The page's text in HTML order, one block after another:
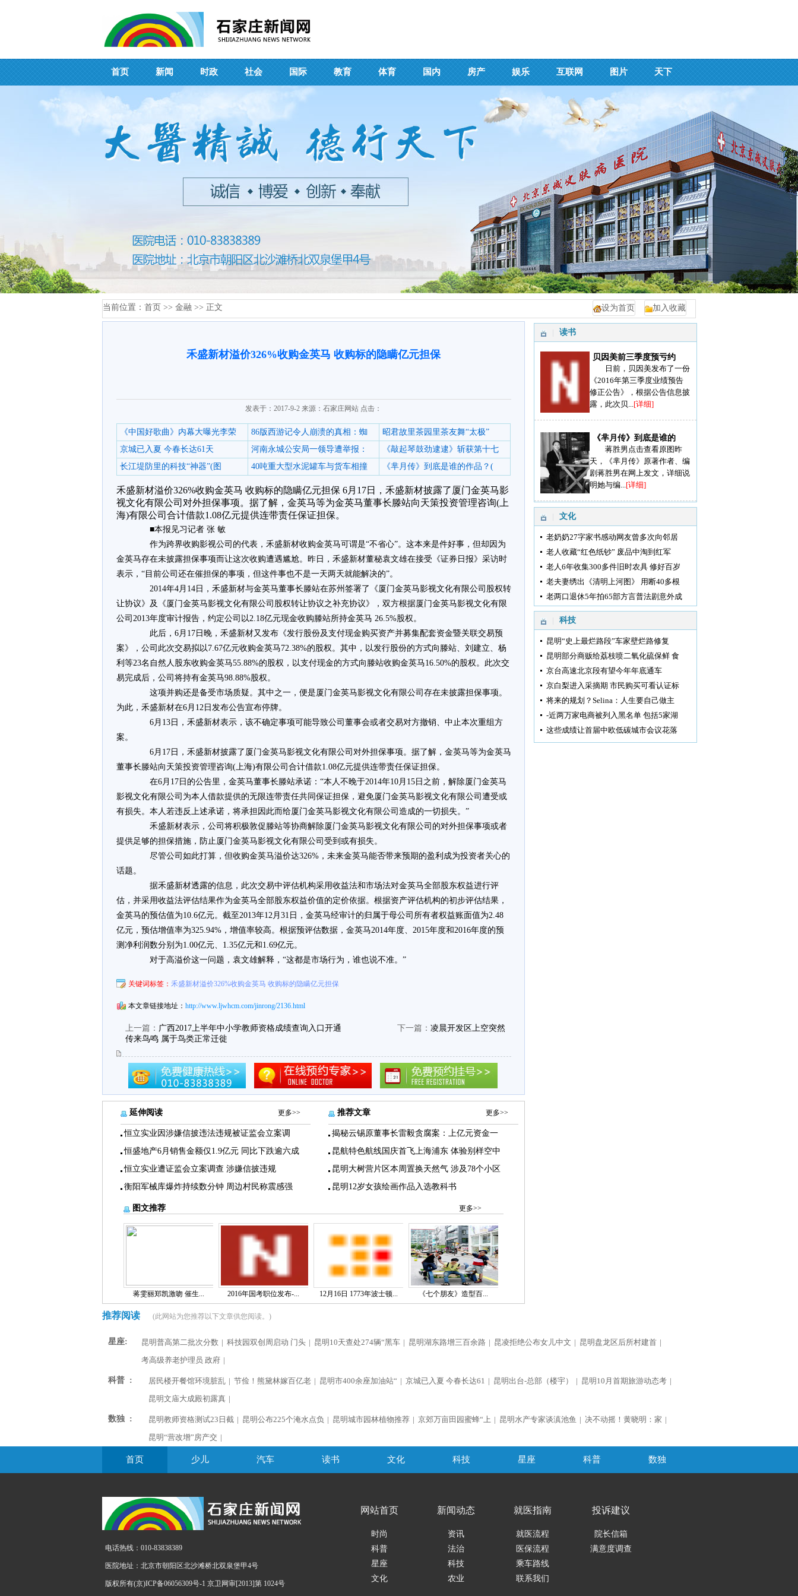
首页 新闻 时政 社会 国际 教育 体育 国内 房产 娱乐 互联网 图片 天下
当前位置： 首页 >> 金融 >> 正文 加入收藏
设为首页
禾盛新材溢价326%收购金英马 收购标的隐瞒亿元担保
发表于：2017-9-2 来源：石家庄网站 点击：
《中国好歌曲》内幕大曝光李荣 86版西游记令人崩溃的真相：蜘
昭君故里茶园里茶友舞“太极”
京城已入夏 今春长达61天
河南永城公安局一领导遭举报：
《敲起琴鼓劲逮逮》斩获第十七
长江堤防里的科技“神器”(图
40吨重大型水泥罐车与货车相撞 《芈月传》到底是谁的作品？(
禾盛新材溢价326%收购金英马 收购标的隐瞒亿元担保 6月17日，禾盛新材披露了厦门金英马影
视文化有限公司对外担保事项。据了解，金英马等为金英马董事长滕站向天策投资管理咨询(上
海)有限公司合计借款1.08亿元提供连带责任保证担保。
■本报见习记者 张 敏
作为跨界收购影视公司的代表，禾盛新材收购金英马可谓是“不省心”。这本来是件好事，但却因为
金英马存在未披露担保事项而让这次收购遭遇尴尬。昨日，禾盛新材董秘袁文雄在接受《证券日报》采访时
表示，“目前公司还在催担保的事项，但这件事也不是一天两天就能解决的”。
2014年4月14日，禾盛新材与金英马董事长滕站在苏州签署了《厦门金英马影视文化有限公司股权转
让协议》及《厦门金英马影视文化有限公司股权转让协议之补充协议》，双方根据厦门金英马影视文化有限
公司2013年度审计报告，约定公司以2.18亿元现金收购滕站所持金英马 26.5%股权。
此后，6月17日晚，禾盛新材又发布《发行股份及支付现金购买资产并募集配套资金暨关联交易预
案》，公司此次交易拟以7.67亿元收购金英马72.38%的股权。其中，以发行股份的方式向滕站、刘建立、杨
利等23名自然人股东收购金英马55.88%的股权，以支付现金的方式向滕站收购金英马16.50%的股权。此次交
易完成后，公司将持有金英马98.88%股权。
这项并购还是备受市场质疑。其中之一，便是厦门金英马影视文化有限公司存在未披露担保事项。
为此，禾盛新材在6月12日发布公告宣布停牌。
6月13日，禾盛新材表示，该不确定事项可能导致公司董事会或者交易对方撤销、中止本次重组方
案。
6月17日，禾盛新材披露了厦门金英马影视文化有限公司对外担保事项。据了解，金英马等为金英马
董事长滕站向天策投资管理咨询(上海)有限公司合计借款1.08亿元提供连带责任保证担保。
在6月17日的公告里，金英马董事长滕站承诺：“本人不晚于2014年10月15日之前，解除厦门金英马
影视文化有限公司为本人借款提供的无限连带责任共同保证担保，避免厦门金英马影视文化有限公司遭受或
有损失。本人若违反上述承诺，将承担因此而给厦门金英马影视文化有限公司造成的一切损失。”
禾盛新材表示，公司将积极敦促滕站等协商解除厦门金英马影视文化有限公司的对外担保事项或者
提供足够的担保措施，防止厦门金英马影视文化有限公司受到或有损失。
尽管公司如此打算，但收购金英马溢价达326%，未来金英马能否带来预期的盈利成为投资者关心的
话题。
据禾盛新材透露的信息，此次交易中评估机构采用收益法和市场法对金英马全部股东权益进行评
估，并采用收益法评估结果作为金英马全部股东权益价值的定价依据。根据资产评估机构的初步评估结果，
金英马的预估值为10.6亿元。截至2013年12月31日，金英马经审计的归属于母公司所有者权益账面值为2.48
亿元，预估增值率为325.94%，增值率较高。根据预评估数据，金英马2014年度、2015年度和2016年度的预
测净利润数分别为1.00亿元、1.35亿元和1.69亿元。
对于高溢价这一问题，袁文雄解释，“这都是市场行为，谁也说不准。”
关键词标签： 禾盛新材溢价326%收购金英马 收购标的隐瞒亿元担保
本文章链接地址： http://www.ljwhcm.com/jinrong/2136.html
上一篇： 广西2017上半年中小学教师资格成绩查询入口开通 下一篇： 凌晨开发区上空突然
传来鸟鸣 属于鸟类正常迁徙
延伸阅读 更多>>
恒立实业因涉嫌信披违法违规被证监会立案调
恒盛地产6月销售金额仅1.9亿元 同比下跌逾六成
恒立实业遭证监会立案调查 涉嫌信披违规
衡阳军械库爆炸持续数分钟 周边村民称震感强
推荐文章 更多>>
揭秘云锡原董事长雷毅贪腐案：上亿元资金一
昆航特色航线国庆首飞上海浦东 体验别样空中
昆明大树营片区本周置换天然气 涉及78个小区
昆明12岁女孩绘画作品入选教科书
图文推荐 更多>>
蒋雯丽郑凯激吻 催生... 2016年国考职位发布-... 12月16日 1773年波士顿... 《七个朋友》造型百...
读书
贝因美前三季度预亏约
日前，贝因美发布了一份
《2016年第三季度业绩预告
修正公告》，根据公告信息披
露，此次贝...[详细]
《芈月传》到底是谁的
蒋胜男点击查看原图昨
天，《芈月传》原著作者、编
剧蒋胜男在网上发文，详细说
明她与编...[详细]
文化
老奶奶27字家书感动网友曾多次向邻居
老人收藏“红色纸钞” 废品中淘到红军
老人6年收集300多件旧时农具 修好百岁
老夫妻绣出《清明上河图》 用断40多根
老两口退休5年拍65部方言普法剧意外成
科技
昆明“史上最烂路段”车家壁烂路修复
昆明部分商贩给荔枝喷二氧化硫保鲜 食
京台高速北京段有望今年年底通车
京白梨进入采摘期 市民购买可看认证标
将来的规划？Selina：人生要自己做主
-近两万家电商被列入黑名单 包括5家湖
这些成绩让首届中欧低碳城市会议花落
推荐阅读 (此网站为您推荐以下文章供您阅读。)
星座: 昆明普高第二批次分数 | 科技园双创周启动 门头 | 昆明10天查处274辆“黑车 | 昆明湖东路增三百余路 | 昆凌拒绝公布女儿中文 | 昆明盘龙区后所村建首 |
考高级养老护理员 政府 |
科普 : 居民楼开餐馆环境脏乱 | 节俭！熊黛林嫁百亿老 | 昆明市400余座加油站“ | 京城已入夏 今春长达61 | 昆明出台-总部（楼宇） | 昆明10月首期旅游动态考 |
昆明文庙大成殿初露真 |
数独 : 昆明教师资格测试23日截 | 昆明公布225个淹水点负 | 昆明城市园林植物推荐 | 京郊万亩田园蜜蜂“上 | 昆明水产专家谈滇池鱼 | 决不动摇！黄晓明：家 |
昆明“营改增”房产交 |
首页 少儿 汽车 读书 文化 科技 星座 科普 数独
电话热线：010-83838389
医院地址：北京市朝阳区北沙滩桥北双泉堡甲4号
版权所有(京)ICP备06056309号-1 京卫网审[2013]第 1024号
网站首页
时尚
科普
星座
文化
新闻动态
资讯
法治
科技
农业
就医指南
就医流程
医保流程
乘车路线
联系我们
投诉建议
院长信箱
满意度调查